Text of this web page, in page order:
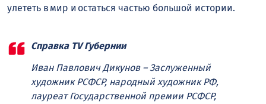
улететь в мир и остаться частью большой истории.
Справка TV Губернии
Иван Павлович Дикунов – Заслуженный
художник РСФСР, народный художник РФ,
лауреат Государственной премии РСФСР,